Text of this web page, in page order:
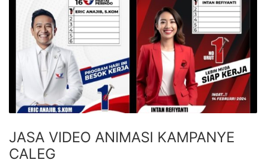
JASA VIDEO ANIMASI KAMPANYE
CALEG